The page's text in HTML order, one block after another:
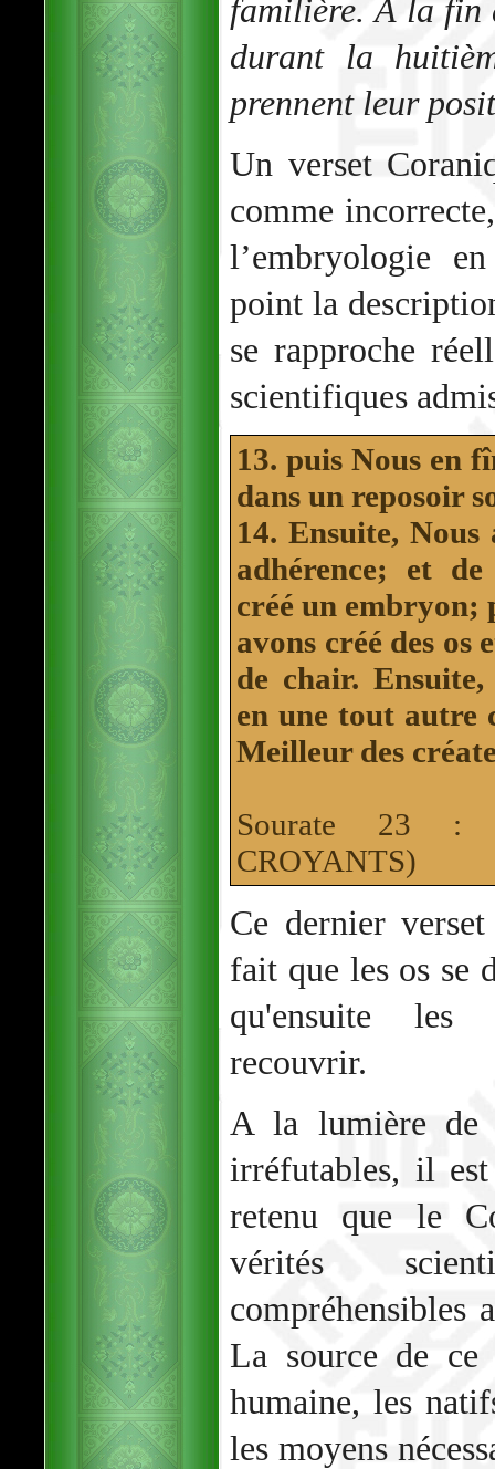
familière. À la fin
durant la
prennent leur
Un verset
comme
l’embryologie
point la
se rapproche
scientifiques
13. puis Nous en
dans un reposoir
14. Ensuite,
adhérence; et
créé un embryon;
avons créé des os
de chair.
en une tout autre
Meilleur des
Sourate 23 :
CROYANTS)
Ce dernier
fait que les os se
qu'ensuite les
recouvrir.
A la lumière de
irréfutables, il
retenu que le
vérités
compréhensibles
La source de
humaine, les
les moyens